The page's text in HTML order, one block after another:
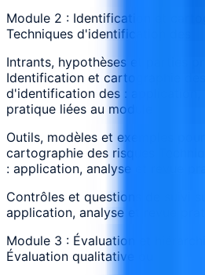
Module 2 : Identification et
Techniques d'identification des
Intrants, hypothèses et parties
Identification et cartographie
d'identification des : application,
pratique liées au module
Outils, modèles et exemples
cartographie des risques
: application, analyse et revue
Contrôles et questions de suivi
application, analyse et revue
Module 3 : Évaluation et
Évaluation qualitative ou